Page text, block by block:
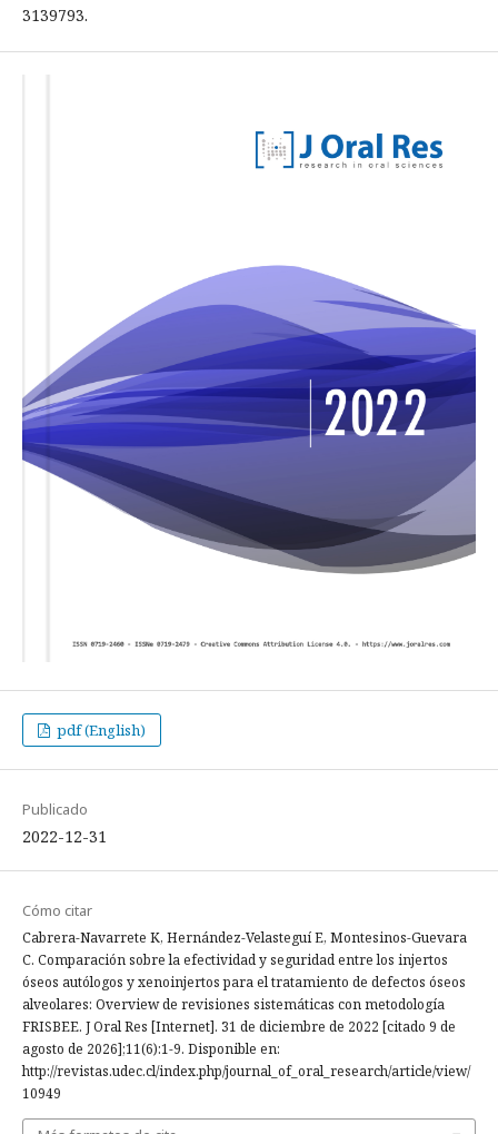
3139793.
pdf (English)
Publicado
2022-12-31
Cómo citar
Cabrera-Navarrete K, Hernández-Velasteguí E, Montesinos-Guevara
C. Comparación sobre la efectividad y seguridad entre los injertos
óseos autólogos y xenoinjertos para el tratamiento de defectos óseos
alveolares: Overview de revisiones sistemáticas con metodología
FRISBEE. J Oral Res [Internet]. 31 de diciembre de 2022 [citado 9 de
agosto de 2026];11(6):1-9. Disponible en:
http://revistas.udec.cl/index.php/journal_of_oral_research/article/view/
10949